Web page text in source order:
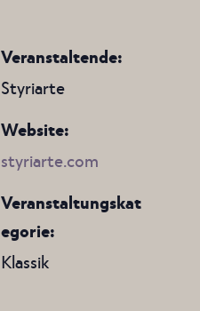
Veranstaltende:
Styriarte
Website:
styriarte.com
Veranstaltungskat
egorie:
Klassik